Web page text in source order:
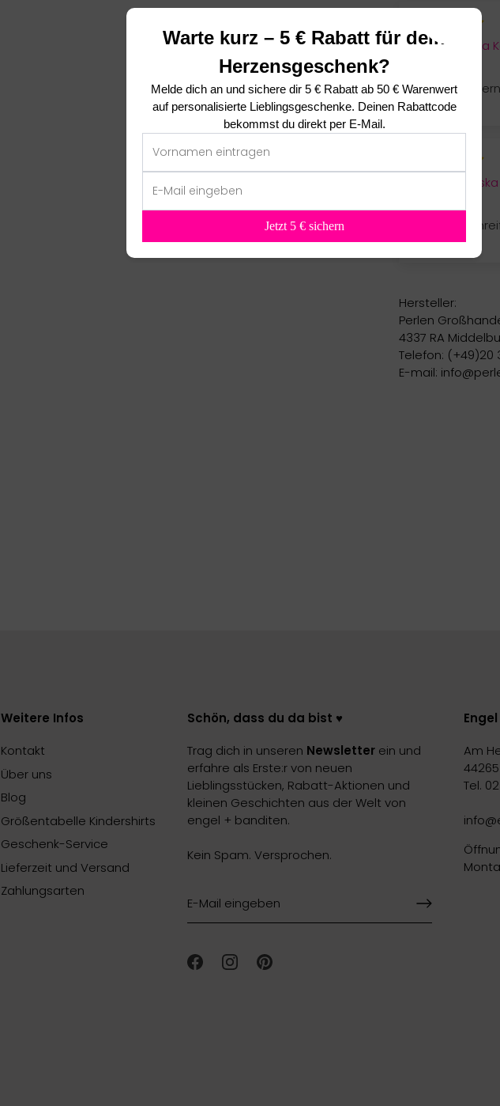
Martina
Super Toll!
leichter,
Hersteller:
Perlen
4337 RA
Telefon: (+49)20
E-mail:
Weitere Infos
Kontakt
Über uns
Blog
Größentabelle Kindershirts
Geschenk-Service
Lieferzeit und Versand
Zahlungsarten
Schön, dass du da bist ♥️
Trag dich in unseren Newsletter ein und
erfahre als Erste:r von neuen
Lieblingsstücken, Rabatt-Aktionen und
kleinen Geschichten aus der Welt von
engel + banditen.
Kein Spam. Versprochen.
Am
Tel.
Warte kurz – 5 € Rabatt für dein
Herzensgeschenk?
Melde dich an und sichere dir 5 € Rabatt ab 50 € Warenwert
auf personalisierte Lieblingsgeschenke. Deinen Rabattcode
bekommst du direkt per E-Mail.
Jetzt 5 € sichern